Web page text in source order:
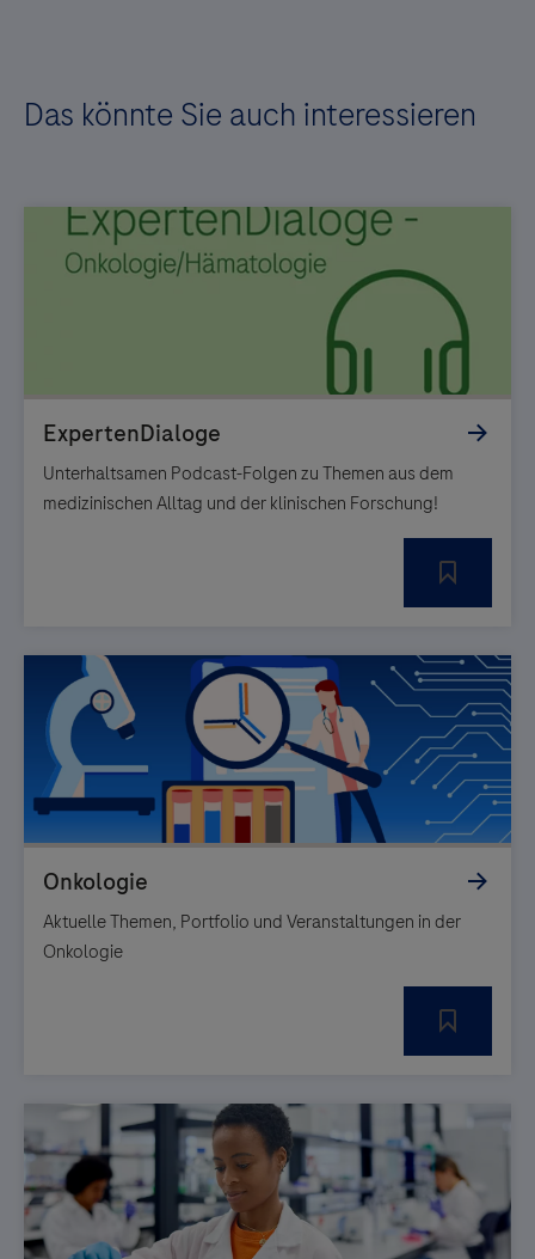
Das könnte Sie auch interessieren
Unterhaltsamen Podcast-Folgen zu Themen aus dem
medizinischen Alltag und der klinischen Forschung!
Aktuelle Themen, Portfolio und Veranstaltungen in der
Onkologie